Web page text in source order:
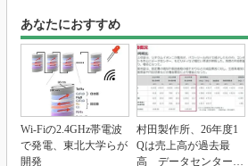
あなたにおすすめ
Wi-Fiの2.4GHz帯電波
で発電、東北大学らが
開発
村田製作所、26年度1
Qは売上高が過去最
高 データセンター関